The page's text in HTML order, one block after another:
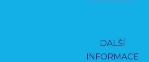
DALŠÍ
INFORMACE